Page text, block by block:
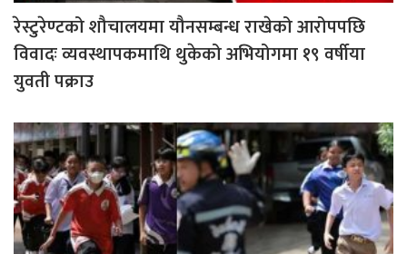
रेस्टुरेण्टको शौचालयमा यौनसम्बन्ध राखेको आरोपपछि
विवादः व्यवस्थापकमाथि थुकेको अभियोगमा १९ वर्षीया
युवती पक्राउ